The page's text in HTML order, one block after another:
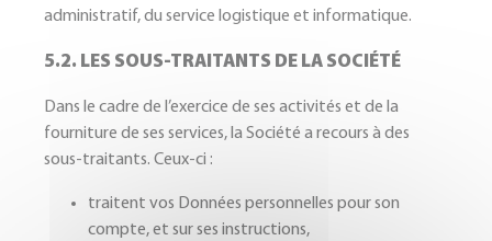
administratif, du service logistique et informatique.
5.2. LES SOUS-TRAITANTS DE LA SOCIÉTÉ
Dans le cadre de l’exercice de ses activités et de la
fourniture de ses services, la Société a recours à des
sous-traitants. Ceux-ci :
traitent vos Données personnelles pour son
compte, et sur ses instructions,